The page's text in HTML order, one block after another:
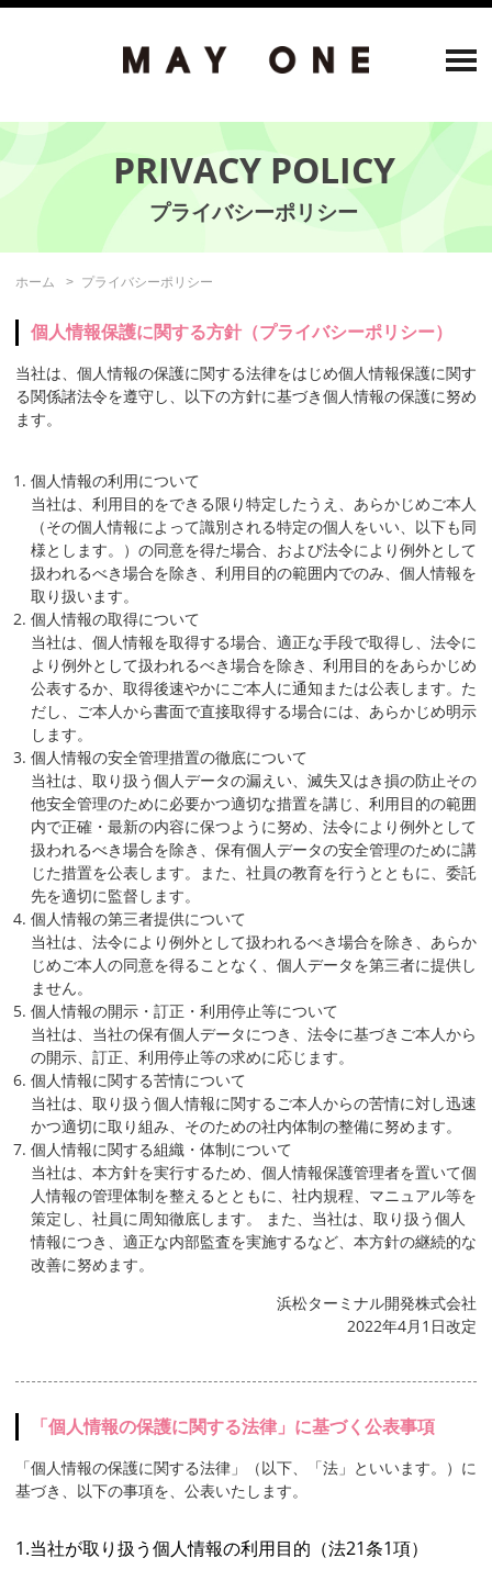
PRIVACY POLICY
ホーム プライバシーポリシー
個人情報保護に関する方針（プライバシーポリシー）
当社は、個人情報の保護に関する法律をはじめ個人情報保護に関す
る関係諸法令を遵守し、以下の方針に基づき個人情報の保護に努め
ます。
個人情報の利用について
当社は、利用目的をできる限り特定したうえ、あらかじめご本人
（その個人情報によって識別される特定の個人をいい、以下も同
様とします。）の同意を得た場合、および法令により例外として
扱われるべき場合を除き、利用目的の範囲内でのみ、個人情報を
取り扱います。
個人情報の取得について
当社は、個人情報を取得する場合、適正な手段で取得し、法令に
より例外として扱われるべき場合を除き、利用目的をあらかじめ
公表するか、取得後速やかにご本人に通知または公表します。た
だし、ご本人から書面で直接取得する場合には、あらかじめ明示
します。
個人情報の安全管理措置の徹底について
当社は、取り扱う個人データの漏えい、滅失又はき損の防止その
他安全管理のために必要かつ適切な措置を講じ、利用目的の範囲
内で正確・最新の内容に保つように努め、法令により例外として
扱われるべき場合を除き、保有個人データの安全管理のために講
じた措置を公表します。また、社員の教育を行うとともに、委託
先を適切に監督します。
個人情報の第三者提供について
当社は、法令により例外として扱われるべき場合を除き、あらか
じめご本人の同意を得ることなく、個人データを第三者に提供し
ません。
個人情報の開示・訂正・利用停止等について
当社は、当社の保有個人データにつき、法令に基づきご本人から
の開示、訂正、利用停止等の求めに応じます。
個人情報に関する苦情について
当社は、取り扱う個人情報に関するご本人からの苦情に対し迅速
かつ適切に取り組み、そのための社内体制の整備に努めます。
個人情報に関する組織・体制について
当社は、本方針を実行するため、個人情報保護管理者を置いて個
人情報の管理体制を整えるとともに、社内規程、マニュアル等を
策定し、社員に周知徹底します。 また、当社は、取り扱う個人
情報につき、適正な内部監査を実施するなど、本方針の継続的な
改善に努めます。
浜松ターミナル開発株式会社
2022年4月1日改定
「個人情報の保護に関する法律」に基づく公表事項
「個人情報の保護に関する法律」（以下、「法」といいます。）に
基づき、以下の事項を、公表いたします。
1.当社が取り扱う個人情報の利用目的（法21条1項）